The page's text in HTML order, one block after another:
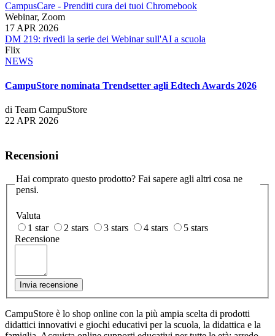
CampusCare - Prenditi cura dei tuoi Chromebook
Webinar, Zoom
17 APR 2026
DM 219: rivedi la serie dei Webinar sull'AI a scuola
Flix
NEWS
CampuStore nominata Trendsetter agli Edtech Awards 2026
di Team CampuStore
22 APR 2026
Recensioni
Hai comprato questo prodotto? Fai sapere agli altri cosa ne
pensi.
Valuta
1 star
2 stars 3 stars 4 stars
5 stars
Recensione
Invia recensione
CampuStore è lo shop online con la più ampia scelta di prodotti
didattici innovativi e giochi educativi per la scuola, la didattica e la